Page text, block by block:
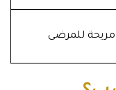
للمرضى